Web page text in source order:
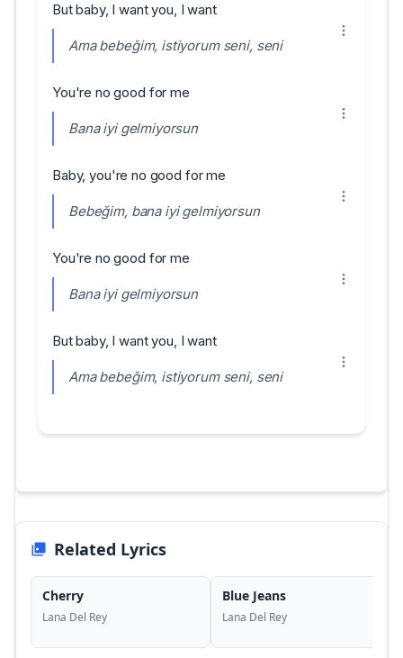
But baby, I want you, I want
Ama bebeğim, istiyorum seni, seni
You're no good for me
Bana iyi gelmiyorsun
Baby, you're no good for me
Bebeğim, bana iyi gelmiyorsun
You're no good for me
Bana iyi gelmiyorsun
But baby, I want you, I want
Ama bebeğim, istiyorum seni, seni
Related Lyrics
Cherry
Lana Del Rey
Blue Jeans
Lana Del Rey